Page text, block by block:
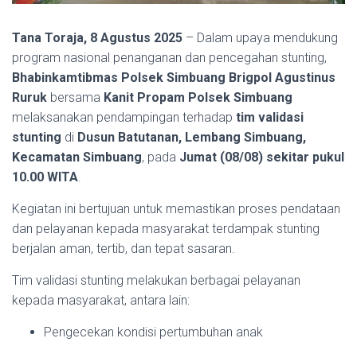
Tana Toraja, 8 Agustus 2025 – Dalam upaya mendukung
program nasional penanganan dan pencegahan stunting,
Bhabinkamtibmas Polsek Simbuang Brigpol Agustinus
Ruruk bersama Kanit Propam Polsek Simbuang
melaksanakan pendampingan terhadap tim validasi
stunting di Dusun Batutanan, Lembang Simbuang,
Kecamatan Simbuang, pada Jumat (08/08) sekitar pukul
10.00 WITA
Kegiatan ini bertujuan untuk memastikan proses pendataan
dan pelayanan kepada masyarakat terdampak stunting
berjalan aman, tertib, dan tepat sasaran.
Tim validasi stunting melakukan berbagai pelayanan
kepada masyarakat, antara lain:
Pengecekan kondisi pertumbuhan anak